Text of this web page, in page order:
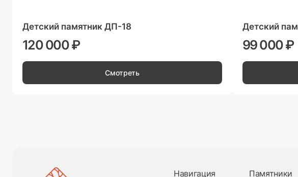
Детский памятник ДП-18
120 000 ₽
Смотреть
Детский
99 000 ₽
Навигация Памятники